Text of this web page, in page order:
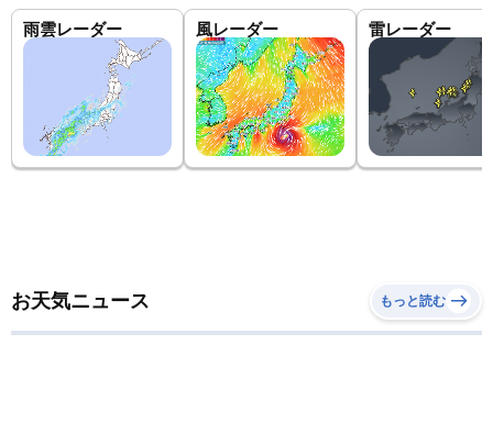
雨雲レーダー 風レーダー 雷レーダー
お天気ニュース もっと読む